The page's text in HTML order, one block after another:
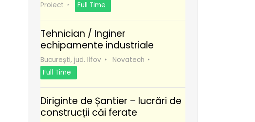
Proiect
Full Time
Tehnician / Inginer
echipamente industriale
București, jud. Ilfov
Novatech
Full Time
Diriginte de Șantier – lucrări de
construcții căi ferate